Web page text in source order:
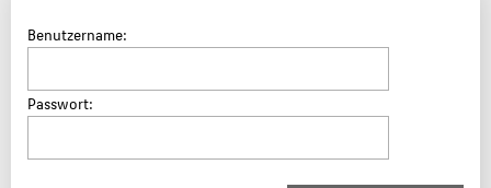
Benutzername:
Passwort: